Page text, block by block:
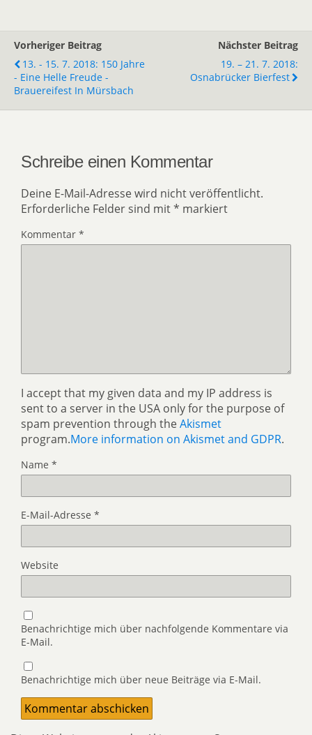
Vorheriger Beitrag
13. - 15. 7. 2018: 150 Jahre
- Eine Helle Freude -
Brauereifest In Mürsbach
Nächster Beitrag
19. – 21. 7. 2018:
Osnabrücker Bierfest
Schreibe einen Kommentar
Deine E-Mail-Adresse wird nicht veröffentlicht.
Erforderliche Felder sind mit* markiert
Kommentar *
I accept that my given data and my IP address is
sent to a server in the USA only for the purpose of
spam prevention through theAkismet
program.More information on Akismet and GDPR.
Name *
E-Mail-Adresse *
Website
Benachrichtige mich über nachfolgende Kommentare via
E-Mail.
Benachrichtige mich über neue Beiträge via E-Mail.